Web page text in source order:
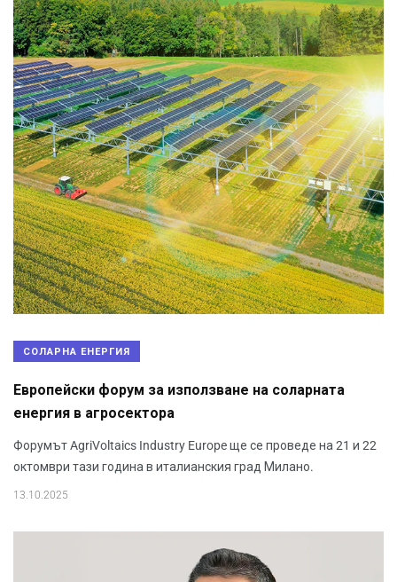
СОЛАРНА ЕНЕРГИЯ
Европейски форум за използване на соларната
енергия в агросектора
Форумът AgriVoltaics Industry Europe ще се проведе на 21 и 22
октомври тази година в италианския град Милано.
13.10.2025